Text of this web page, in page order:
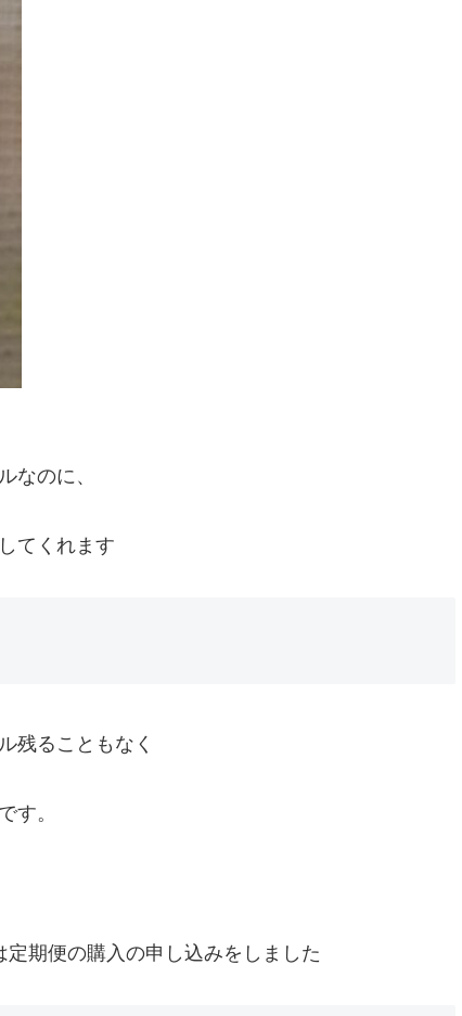
なのに、
てくれます
残ることもなく
す。
期便の購入の申し込みをしました